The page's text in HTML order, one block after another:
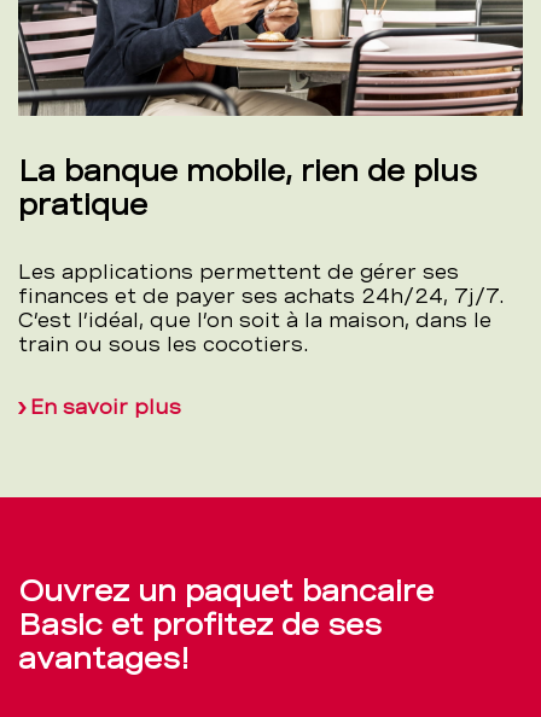
La banque mobile, rien de plus
pratique
Les applications permettent de gérer ses
finances et de payer ses achats 24h/24, 7j/7.
C’est l’idéal, que l’on soit à la maison, dans le
train ou sous les cocotiers.
En savoir plus
Ouvrez un paquet bancaire
Basic et profitez de ses
avantages!